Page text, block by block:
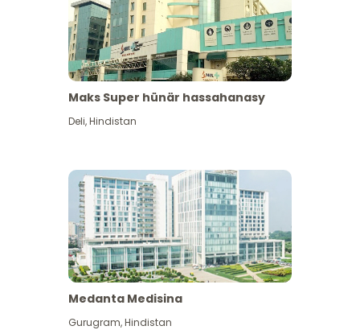
Maks Super hünär hassahanasy
Deli,Hindistan
Medanta Medisina
Gurugram,Hindistan